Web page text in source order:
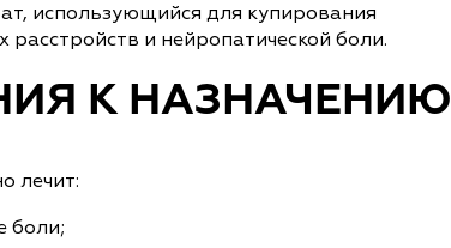
использующийся для купирования
расстройств и нейропатической боли.
К НАЗНАЧЕНИЮ
лечит:
боли;